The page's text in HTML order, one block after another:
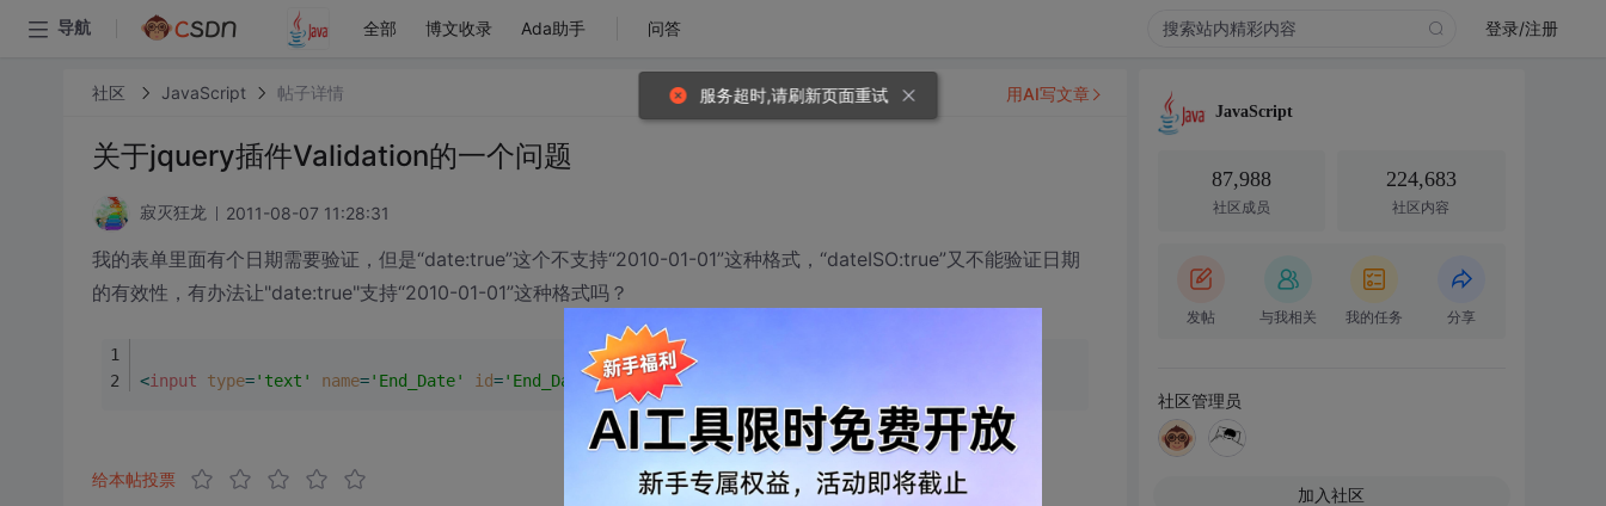
导航 全部 博文收录 Ada助手 问答 登录/注册
社区 JavaScript 帖子详情
关于jquery插件Validation的一个问题
寂灭狂龙 2011-08-07 11:28:31
我的表单里面有个日期需要验证，但是“date:true”这个不支持“2010-01-01”这种格式，“dateISO:true”又不能验证日期
的有效性，有办法让"date:true"支持“2010-01-01”这种格式吗？
<input type='text' name='End_Date' id='End_Date' value =''
给本帖投票
用AI写文章
JavaScript
87,988
社区成员
224,683
社区内容
发帖 与我相关 我的任务 分享
社区管理员
加入社区
服务超时,请刷新页面重试